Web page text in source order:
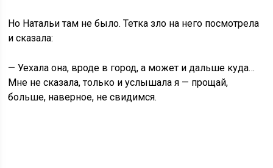
Но Натальи там не было. Тетка зло на него посмотрела
и сказала:
— Уехала она, вроде в город, а может и дальше куда…
Мне не сказала, только и услышала я — прощай,
больше, наверное, не свидимся.